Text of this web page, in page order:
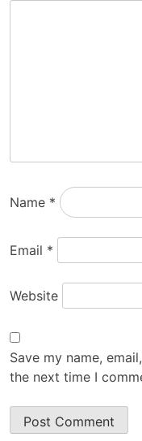
Name *
Email *
Website
Save my name,
the next time I